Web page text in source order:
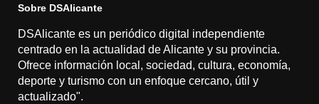
Sobre DSAlicante
DSAlicante es un periódico digital independiente
centrado en la actualidad de Alicante y su provincia.
Ofrece información local, sociedad, cultura, economía,
deporte y turismo con un enfoque cercano, útil y
actualizado".